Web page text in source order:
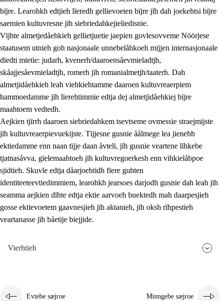
bïjre. Learohkh edtjieh lïeredh gellievoeten bïjre jïh dah joekehtsi bïjre
saemien kultuvresne jïh siebriedahkejieliedisnie.
Vïjhte almetjedåehkieh gellietjuetie jaepien govlesovveme Nöörjese
staatusem utnieh goh nasjonaale unnebelåhkoeh mijjen internasjonaale
dïedti mietie: judarh, kvenerh/daaroensåevmieladtjh,
skåajjesåevmieladtjh, romerh jïh romanialmetjh/taaterh. Dah
almetjidåehkieh leah viehkiehtamme daaroen kultuvreaerpiem
hammoedamme jïh lïerehtimmie edtja dej almetjidåehkiej bïjre
maahtoem vedtedh.
Aejkien tjïrrh daaroen siebriedahkem tsevtseme ovmessie straejmijste
jïh kultuvreaerpievuekijste. Tïjjesne gusnie åålmege lea jienebh
ektiedamme enn naan tïjje daan åvteli, jïh gusnie veartene lïhkebe
tjatnasåvva, gïelemaahtoeh jïh kultuvregoerkesh enn vihkielåbpoe
sjidtieh. Skuvle edtja dåarjoehtidh fïere guhten
identiteeteevtiedimmiem, learohkh jearsoes darjodh gusnie dah leah jïh
seamma aejkien dïhte edtja ektie aarvoeh buektedh mah daarpesjieh
gosse ektievoetem gaavnesjieh jïh aktanieh, jïh oksh rïhpestieh
veartanasse jïh båetije biejjide.
Vierhtieh
Evtebe sæjroe Minngebe sæjroe